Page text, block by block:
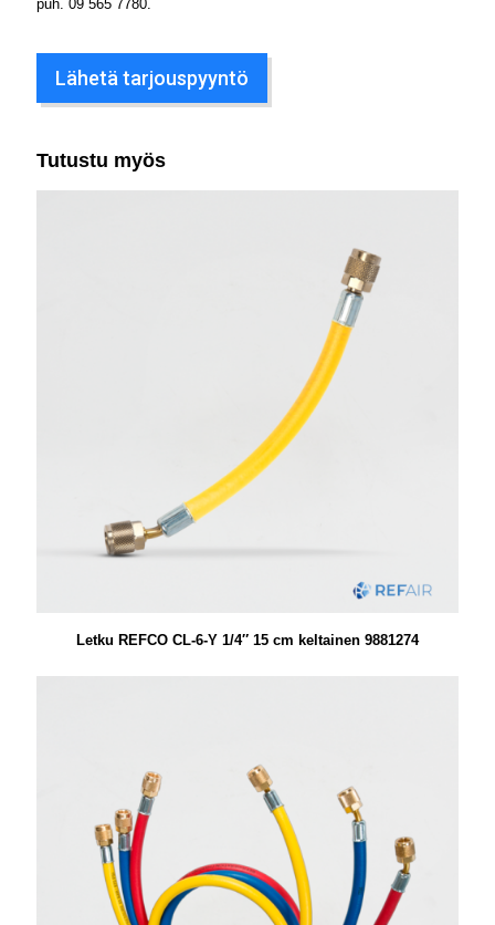
puh. 09 565 7780
Lähetä tarjouspyyntö
Tutustu myös
Letku REFCO CL-6-Y 1/4″ 15 cm keltainen 9881274